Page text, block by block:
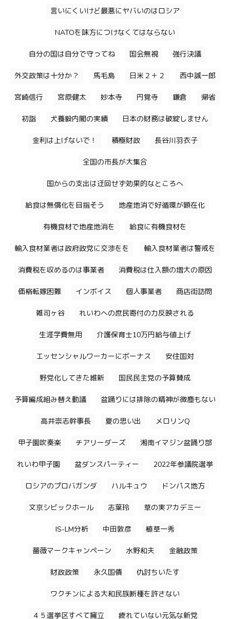
言いにくいけど最悪にヤバいのはロシア
NATOを味方につけなくてはならない
自分の国は自分で守ってね 国会無視 強行決議
外交政策は十分か？ 馬毛島 日米２＋２ 西中誠一郎
宮崎信行 宮原健太 妙本寺 円覚寺 鎌倉 帰省
初詣 犬養毅内閣の実績 日本の財務は破綻しません
金利は上げないで！ 積極財政 長谷川羽衣子
全国の市長が大集合
国からの支出は迂回せず効果的なところへ
給食は無償化を目指そう 地産地消で好循環が顕在化
有機食材で地産地消を 給食に有機食材を
輸入食材業者は政府政党に交渉をを 輸入食材業者は警戒を
消費税を収めるのは事業者 消費税は仕入額の増大の原因
価格転嫁困難 インボイス 個人事業者 商店街訪問
雑司ヶ谷 れいわへの庶民寄付の力反映される
生涯学費無用 介護保育士10万円給与値上げ
エッセンシャルワーカーにボーナス 安住国対
野党化してきた維新 国民民主党の予算賛成
予算編成組み替え動議 盆踊りには排除の精神が微塵もない
高井崇志幹事長 夏の思い出 メロリンQ
甲子園吹奏楽 チアリーダーズ 湘南イマジン盆踊り部
れいわ甲子園 盆ダンスパーティー 2022年参議院選挙
ロシアのプロバガンダ ハルキュウ ドンパス地方
文京シビックホール 志葉玲 草の実アカデミー
IS-LM分析 中田敦彦 植草一秀
薔薇マークキャンペーン 水野和夫 金融政策
財政政策 永久国債 仇討ちいたす
ワクチンによる大和民族断種を許さない
４５選挙区すべて擁立 疲れていない元気な新党